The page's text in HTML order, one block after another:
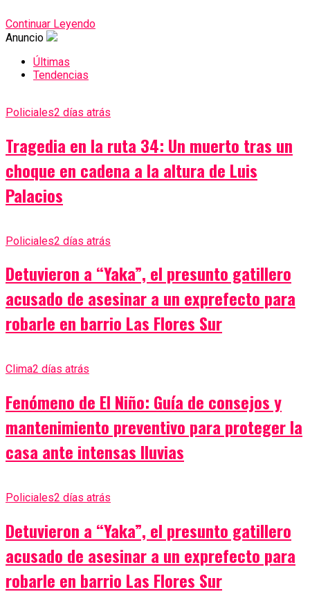
Continuar Leyendo
Anuncio
Últimas
Tendencias
Policiales2 días atrás
Tragedia en la ruta 34: Un muerto tras un
choque en cadena a la altura de Luis
Palacios
Policiales2 días atrás
Detuvieron a “Yaka”, el presunto gatillero
acusado de asesinar a un exprefecto para
robarle en barrio Las Flores Sur
Clima2 días atrás
Fenómeno de El Niño: Guía de consejos y
mantenimiento preventivo para proteger la
casa ante intensas lluvias
Policiales2 días atrás
Detuvieron a “Yaka”, el presunto gatillero
acusado de asesinar a un exprefecto para
robarle en barrio Las Flores Sur